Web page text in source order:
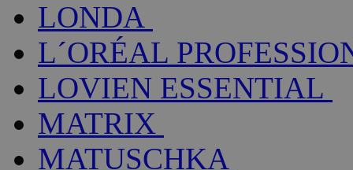
LONDA
L´ORÉAL
LOVIEN ESSENTIAL
MATRIX
MATUSCHKA